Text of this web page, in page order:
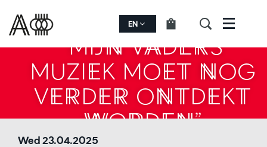
EN Menu
“MIJN VADERS
MUZIEK MOET NOG
VERDER ONTDEKT
WORDEN”
Wed 23.04.2025